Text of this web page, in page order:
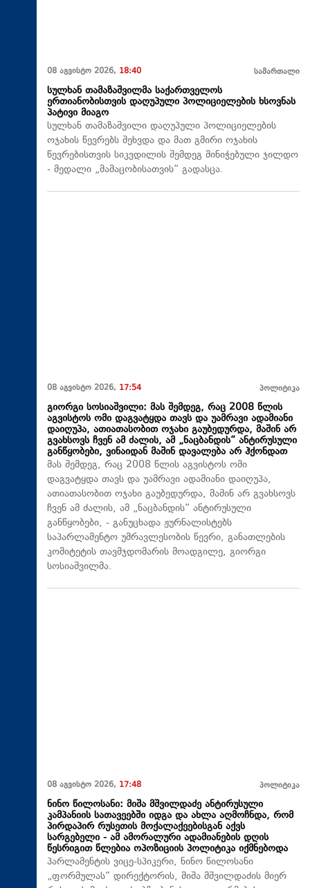
08 აგვისტო 2026, 18:40 სამართალი
სულხან თამაზაშვილმა საქართველოს
ერთიანობისთვის დაღუპული პოლიციელების ხსოვნას
პატივი მიაგო
სულხან თამაზაშვილი დაღუპული პოლიციელების
ოჯახის წევრებს შეხვდა და მათ გმირი ოჯახის
წევრებისთვის სიკვდილის შემდეგ მინიჭებული ჯილდო
- მედალი „მამაცობისათვის“ გადასცა.
08 აგვისტო 2026, 17:54 პოლიტიკა
გიორგი სოსიაშვილი: მას შემდეგ, რაც 2008 წლის
აგვისტოს ომი დაგვატყდა თავს და უამრავი ადამიანი
დაიღუპა, ათიათასობით ოჯახი გაუბედურდა, მაშინ არ
გვახსოვს ჩვენ ამ ძალის, ამ „ნაცბანდის“ ანტირუსული
განწყობები, ვინაიდან მაშინ დავალება არ ჰქონდათ
მას შემდეგ, რაც 2008 წლის აგვისტოს ომი
დაგვატყდა თავს და უამრავი ადამიანი დაიღუპა,
ათიათასობით ოჯახი გაუბედურდა, მაშინ არ გვახსოვს
ჩვენ ამ ძალის, ამ „ნაცბანდის“ ანტირუსული
განწყობები, - განუცხადა ჟურნალისტებს
საპარლამენტო უმრავლესობის წევრი, განათლების
კომიტეტის თავმჯდომარის მოადგილე, გიორგი
სოსიაშვილმა.
08 აგვისტო 2026, 17:48 პოლიტიკა
ნინო წილოსანი: მიშა მშვილდაძე ანტირუსული
კამპანიის სათავეებში იდგა და ახლა აღმოჩნდა, რომ
პირდაპირ რუსეთის მოქალაქეებისგან აქვს
სარგებელი - ამ ამორალური ადამიანების დღის
წესრიგით წლებია ოპოზიციის პოლიტიკა იქმნებოდა
პარლამენტის ვიცე-სპიკერი, ნინო წილოსანი
„ფორმულას“ დირექტორის, მიშა მშვილდაძის მიერ